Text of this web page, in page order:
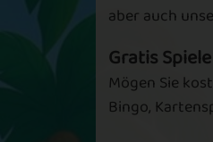
Having a
aber auch
Gratis Spiele
Mögen Sie
Bingo,